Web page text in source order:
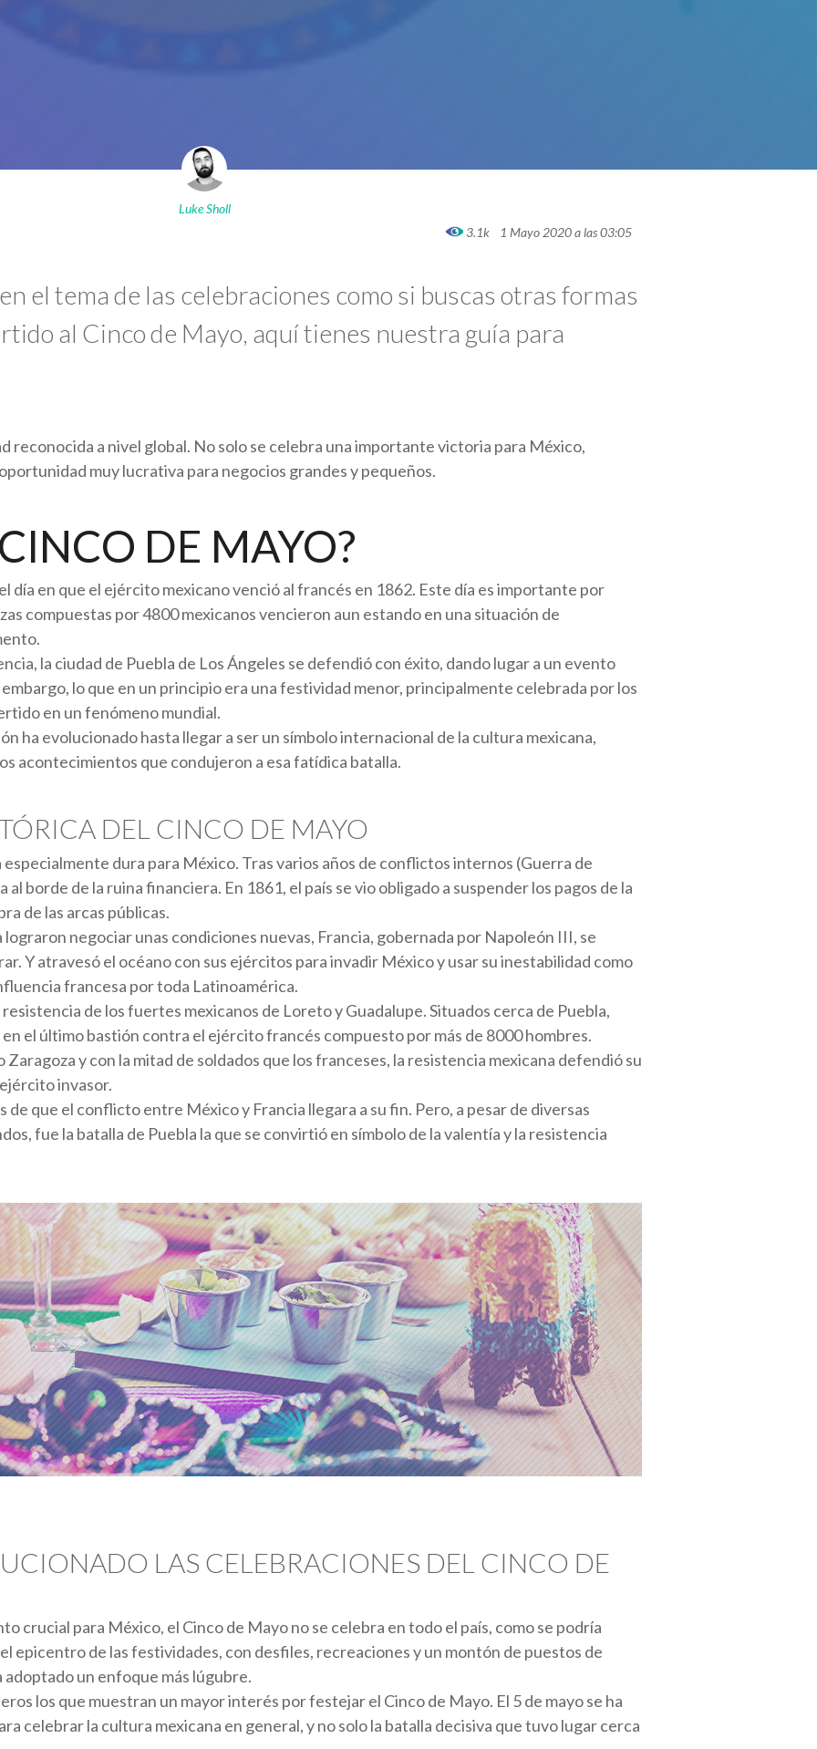
Luke Sholl
3.1k
1 Mayo 2020 a las 03:05
el tema de las celebraciones como si buscas otras formas
al Cinco de Mayo, aquí tienes nuestra guía para
reconocida a nivel global. No solo se celebra una importante victoria para México,
muy lucrativa para negocios grandes y pequeños.
DE MAYO?
día en que el ejército mexicano venció al francés en 1862. Este día es importante por
compuestas por 4800 mexicanos vencieron aun estando en una situación de
la ciudad de Puebla de Los Ángeles se defendió con éxito, dando lugar a un evento
lo que en un principio era una festividad menor, principalmente celebrada por los
en un fenómeno mundial.
ha evolucionado hasta llegar a ser un símbolo internacional de la cultura mexicana,
acontecimientos que condujeron a esa fatídica batalla.
DEL CINCO DE MAYO
dura para México. Tras varios años de conflictos internos (Guerra de
borde de la ruina financiera. En 1861, el país se vio obligado a suspender los pagos de la
de las arcas públicas.
negociar unas condiciones nuevas, Francia, gobernada por Napoleón III, se
Y atravesó el océano con sus ejércitos para invadir México y usar su inestabilidad como
francesa por toda Latinoamérica.
de los fuertes mexicanos de Loreto y Guadalupe. Situados cerca de Puebla,
el último bastión contra el ejército francés compuesto por más de 8000 hombres.
y con la mitad de soldados que los franceses, la resistencia mexicana defendió su
invasor.
que el conflicto entre México y Francia llegara a su fin. Pero, a pesar de diversas
fue la batalla de Puebla la que se convirtió en símbolo de la valentía y la resistencia
LAS CELEBRACIONES DEL CINCO DE
crucial para México, el Cinco de Mayo no se celebra en todo el país, como se podría
epicentro de las festividades, con desfiles, recreaciones y un montón de puestos de
un enfoque más lúgubre.
los que muestran un mayor interés por festejar el Cinco de Mayo. El 5 de mayo se ha
celebrar la cultura mexicana en general, y no solo la batalla decisiva que tuvo lugar cerca